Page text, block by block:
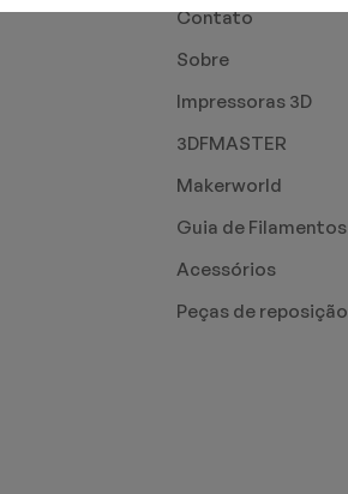
Contato
Sobre
Impressoras 3D
3DFMASTER
Makerworld
Guia de Filamentos
Acessórios
Peças de reposição